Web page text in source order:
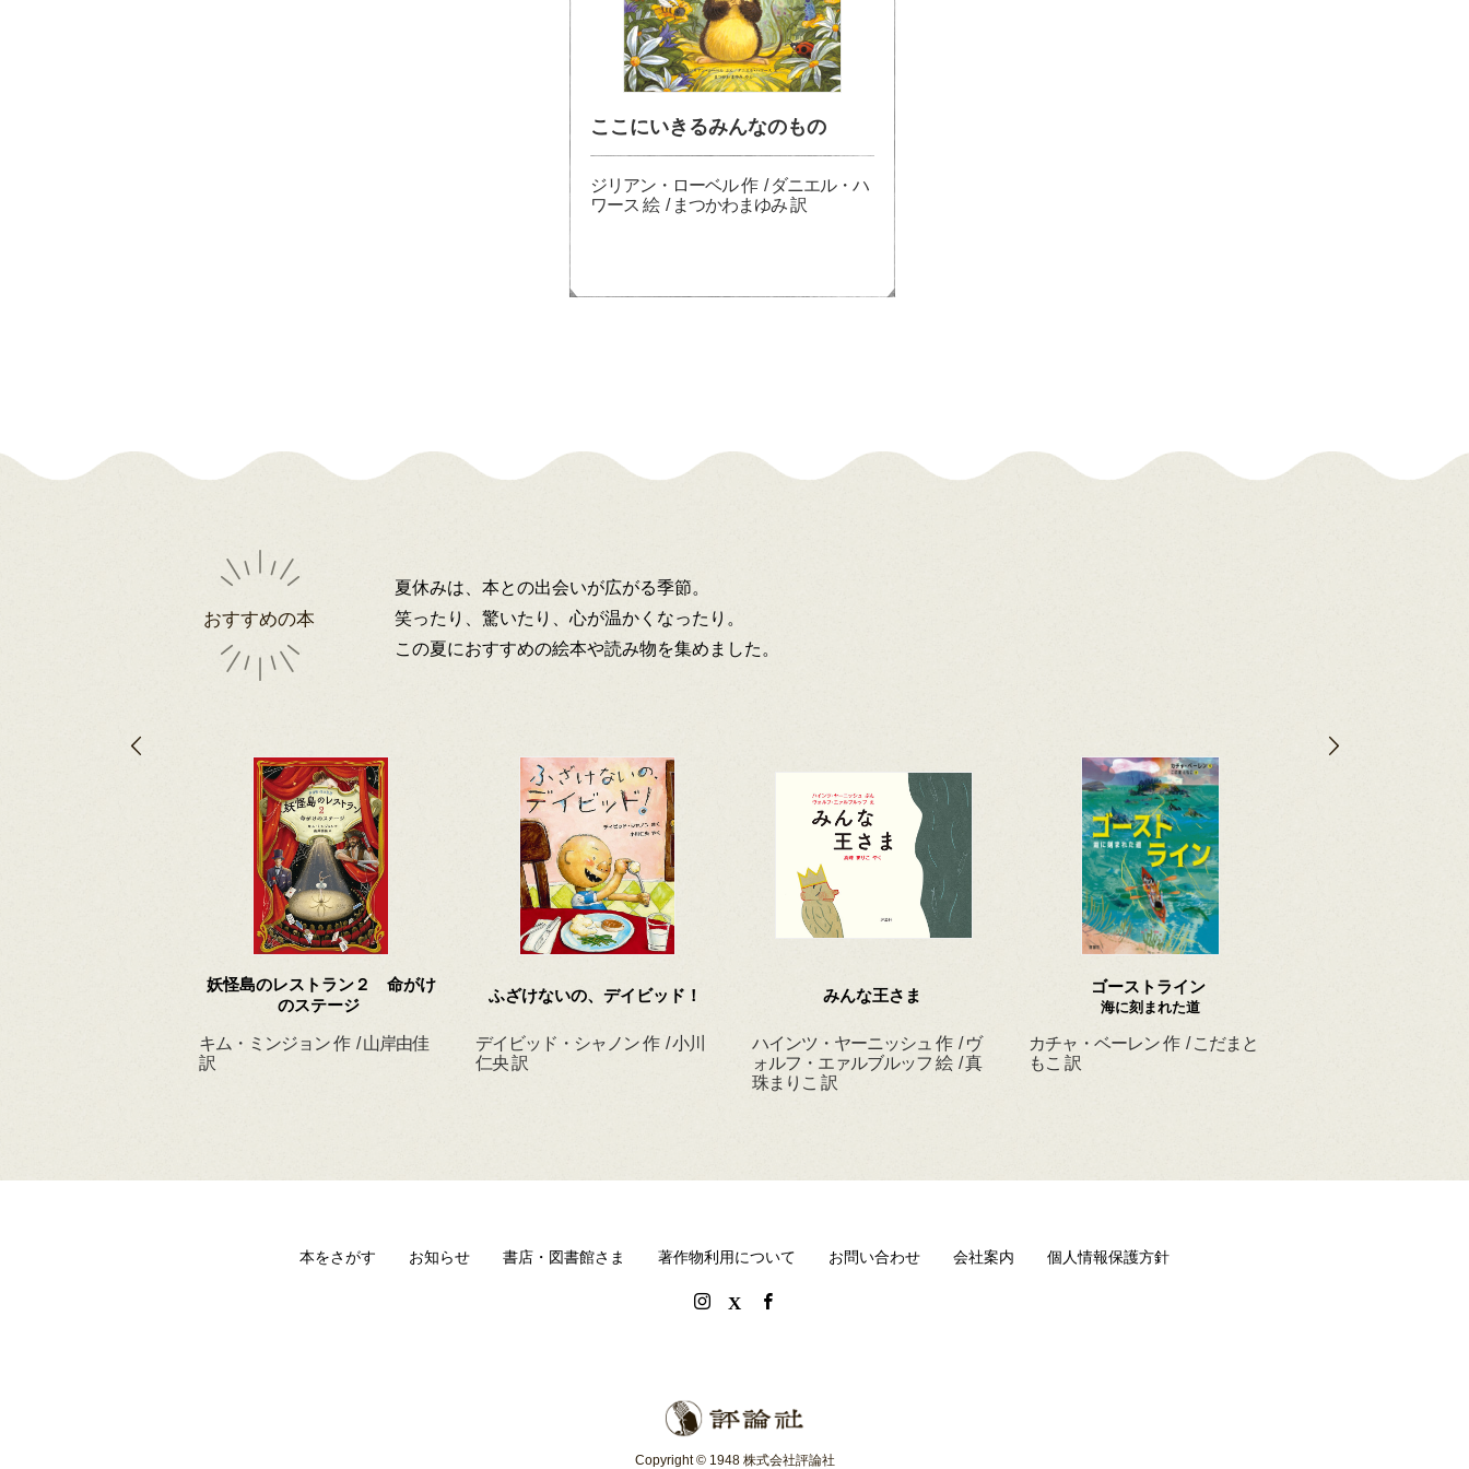
ここにいきるみんなのもの
ジリアン・ローベル 作 / ダニエル・ハ
ワース 絵 / まつかわまゆみ 訳
おすすめの本
夏休みは、本との出会いが広がる季節。
笑ったり、驚いたり、心が温かくなったり。
この夏におすすめの絵本や読み物を集めました。
妖怪島のレストラン２ 命がけ
のステージ
キム・ミンジョン 作 / 山岸由佳
訳
ふざけないの、デイビッド！
デイビッド・シャノン 作 / 小川
仁央 訳
みんな王さま
ハインツ・ヤーニッシュ 作 / ヴ
ォルフ・エァルブルッフ 絵 / 真
珠まりこ 訳
ゴーストライン
海に刻まれた道
カチャ・ベーレン 作 / こだまと
もこ 訳
本をさがす お知らせ 書店・図書館さま 著作物利用について お問い合わせ 会社案内 個人情報保護方針
Copyright © 1948 株式会社評論社